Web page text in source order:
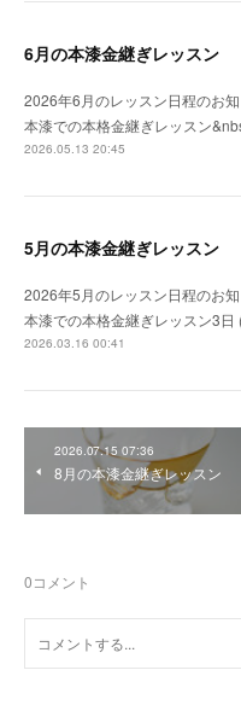
6月の本漆金継ぎレッスン
2026年6月のレッスン日程のお
本漆での本格金継ぎレッスン
2026.05.13 20:45
5月の本漆金継ぎレッスン
2026年5月のレッスン日程のお
本漆での本格金継ぎレッスン3
2026.03.16 00:41
2026.07.15 07:36
8月の本漆金継ぎレッスン
0コメント